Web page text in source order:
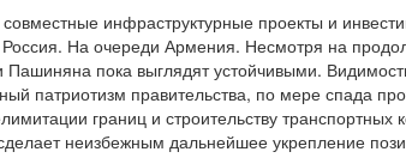
инфраструктурные проекты и
На очереди Армения. Несмотря на
пока выглядят устойчивыми.
патриотизм правительства, по мере спада
границ и строительству
неизбежным дальнейшее укрепление